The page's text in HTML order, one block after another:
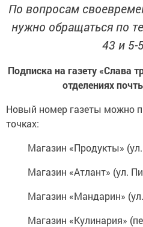
По вопросам
нужно обращаться по
43 и 5-
Подписка на газету «Слава
отделениях
Новый номер газеты можно
точках:
Магазин «Продукты»
Магазин «Атлант» (ул.
Магазин «Мандарин»
Магазин «Кулинария»